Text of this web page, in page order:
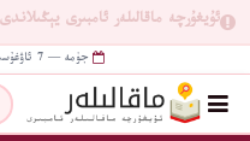
ئۇيغۇرچە ماقالىلەر ئامبىرى يېڭىلاندى
جۈمە — 7 ئاۋغۇست 2026 | ھ 22 سەفەر 1448